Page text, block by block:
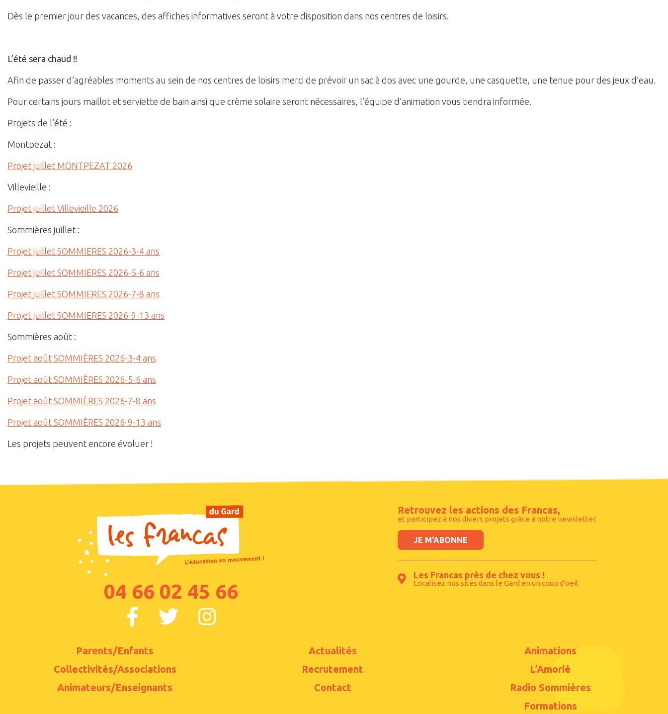
Dès le premier jour des vacances, des affiches informatives seront à votre disposition dans nos centres de loisirs.
L’été sera chaud !!
Afin de passer d’agréables moments au sein de nos centres de loisirs merci de prévoir un sac à dos avec une gourde, une casquette, une tenue pour des jeux d’eau.
Pour certains jours maillot et serviette de bain ainsi que crème solaire seront nécessaires, l’équipe d’animation vous tiendra informée.
Projets de l’été :
Montpezat :
Projet juillet MONTPEZAT 2026
Villevieille :
Projet juillet Villevieille 2026
Sommières juillet :
Projet juillet SOMMIERES 2026-3-4 ans
Projet juillet SOMMIERES 2026-5-6 ans
Projet juillet SOMMIERES 2026-7-8 ans
Projet juillet SOMMIERES 2026-9-13 ans
Sommières août :
Projet août SOMMIÈRES 2026-3-4 ans
Projet août SOMMIÈRES 2026-5-6 ans
Projet août SOMMIÈRES 2026-7-8 ans
Projet août SOMMIÈRES 2026-9-13 ans
Les projets peuvent encore évoluer !
04 66 02 45 66
Parents/Enfants
Collectivités/Associations
Animateurs/Enseignants
Actualités
Recrutement
Contact
Animations
L’Amorié
Radio Sommières
Formations
Retrouvez les actions des Francas,
et participez à nos divers projets grâce à notre newsletter.
JE M'ABONNE
Les Francas près de chez vous !
Localisez nos sites dans le Gard en un coup d'oeil.